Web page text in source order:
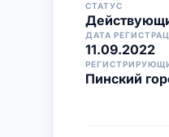
СТАТУС
ДАТА
11.09.2022
Пинский